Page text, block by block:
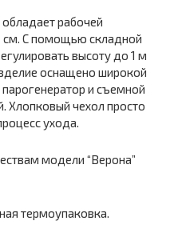
рабочей
см. С помощью складной
высоту до 1 м
оснащено широкой
и съемной
Хлопковый чехол просто
ухода.
модели “Верона”
термоупаковка.